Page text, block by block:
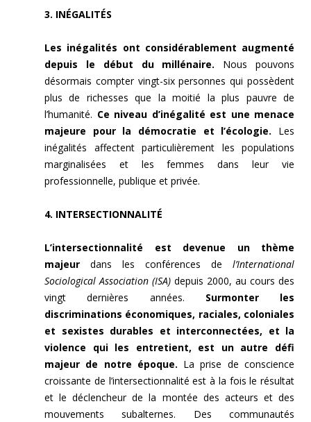
3. INÉGALITÉS
Les inégalités ont considérablement augmenté
depuis le début du millénaire. Nous pouvons
désormais compter vingt-six personnes qui possèdent
plus de richesses que la moitié la plus pauvre de
l’humanité. Ce niveau d’inégalité est une menace
majeure pour la démocratie et l’écologie. Les
inégalités affectent particulièrement les populations
marginalisées et les femmes dans leur vie
professionnelle, publique et privée.
4. INTERSECTIONNALITÉ
L’intersectionnalité est devenue un thème
majeur dans les conférences de l’International
Sociological Association (ISA) depuis 2000, au cours des
vingt dernières années. Surmonter les
discriminations économiques, raciales, coloniales
et sexistes durables et interconnectées, et la
violence qui les entretient, est un autre défi
majeur de notre époque. La prise de conscience
croissante de l’intersectionnalité est à la fois le résultat
et le déclencheur de la montée des acteurs et des
mouvements subalternes. Des communautés